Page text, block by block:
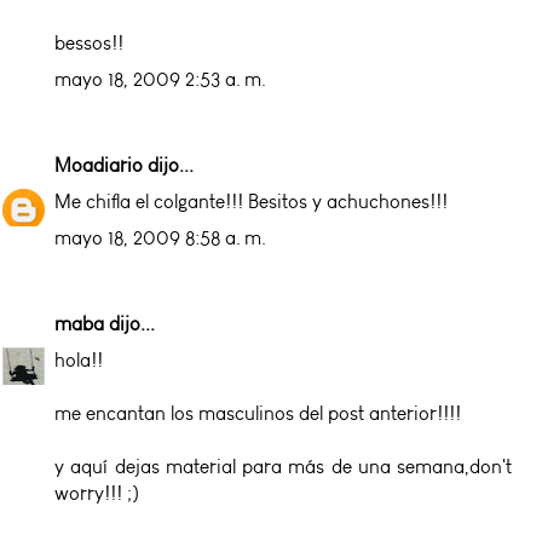
bessos!!
mayo 18, 2009 2:53 a. m.
Moadiario dijo...
Me chifla el colgante!!! Besitos y achuchones!!!
mayo 18, 2009 8:58 a. m.
maba dijo...
hola!!
me encantan los masculinos del post anterior!!!!
y aquí dejas material para más de una semana,don't
worry!!! ;)